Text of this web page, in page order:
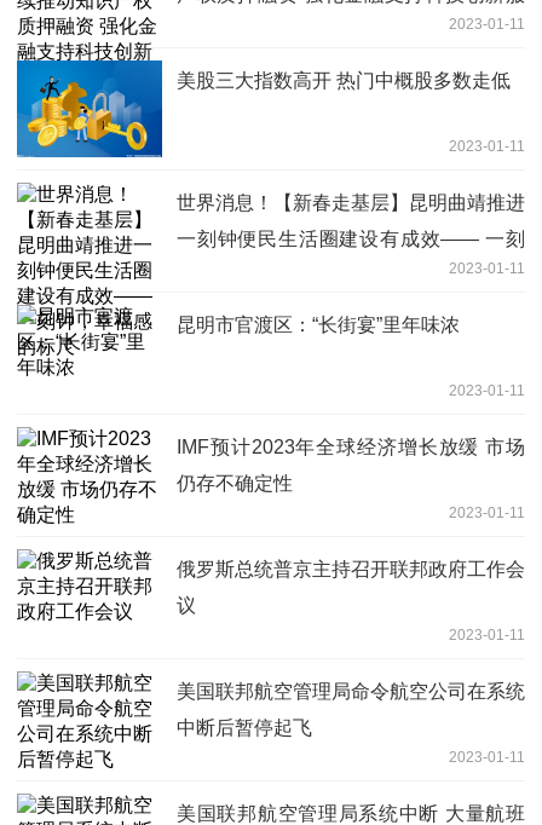
2023-01-11
美股三大指数高开 热门中概股多数走低
2023-01-11
世界消息！【新春走基层】昆明曲靖推进
一刻钟便民生活圈建设有成效—— 一刻
2023-01-11
昆明市官渡区：“长街宴”里年味浓
2023-01-11
IMF预计2023年全球经济增长放缓 市场
仍存不确定性
2023-01-11
俄罗斯总统普京主持召开联邦政府工作会
议
2023-01-11
美国联邦航空管理局命令航空公司在系统
中断后暂停起飞
2023-01-11
美国联邦航空管理局系统中断 大量航班